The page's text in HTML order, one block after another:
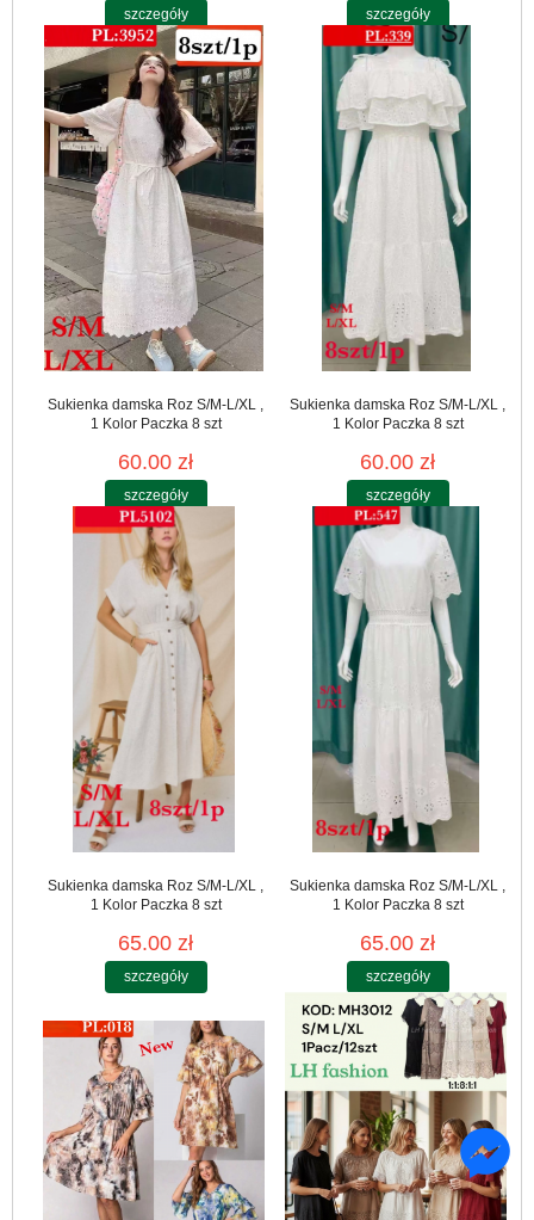
szczegóły szczegóły
Sukienka damska Roz S/M-L/XL ,
1 Kolor Paczka 8 szt
60.00 zł
szczegóły
Sukienka damska Roz S/M-L/XL ,
1 Kolor Paczka 8 szt
60.00 zł
szczegóły
Sukienka damska Roz S/M-L/XL ,
1 Kolor Paczka 8 szt
65.00 zł
szczegóły
Sukienka damska Roz S/M-L/XL ,
1 Kolor Paczka 8 szt
65.00 zł
szczegóły